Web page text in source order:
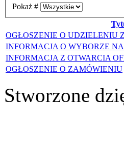
Pokaż #
OGŁOSZENIE O UDZIELENIU
INFORMACJA O WYBORZE
INFORMACJA Z OTWARCIA
OGŁOSZENIE O ZAMÓWIENIU
Stworzone